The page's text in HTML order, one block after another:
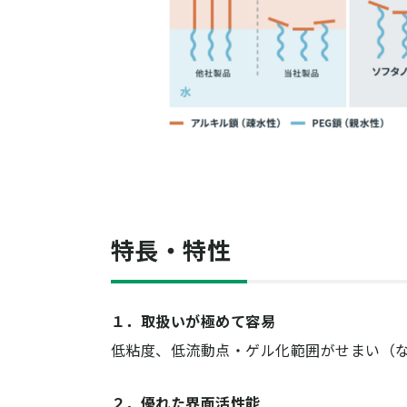
特長・特性
１．取扱いが極めて容易
低粘度、低流動点・ゲル化範囲がせまい（
２．優れた界面活性能